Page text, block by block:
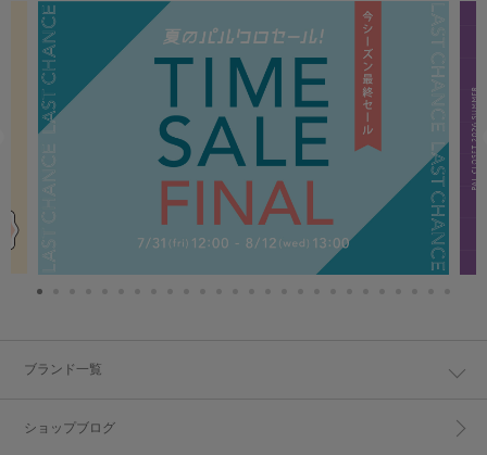
ブランド一覧
ショップブログ